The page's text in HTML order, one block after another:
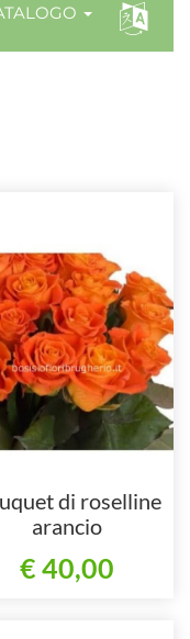
di roselline
arancio
€ 40,00